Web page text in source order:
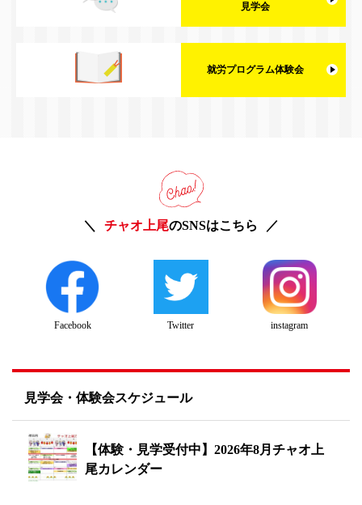
見学会
就労プログラム体験会
チャオ上尾のSNSはこちら
Facebook Twitter instagram
見学会・体験会スケジュール
【体験・見学受付中】2026年8月チャオ上
尾カレンダー